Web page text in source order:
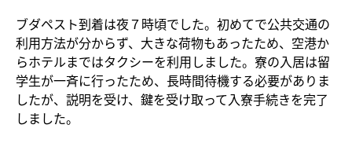
ブダペスト到着は夜７時頃でした。初めてで公共交通の
利用方法が分からず、大きな荷物もあったため、空港か
らホテルまではタクシーを利用しました。寮の入居は留
学生が一斉に行ったため、長時間待機する必要がありま
したが、説明を受け、鍵を受け取って入寮手続きを完了
しました。